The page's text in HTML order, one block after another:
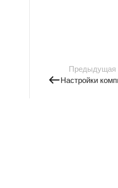
Предыдущая
Настройки